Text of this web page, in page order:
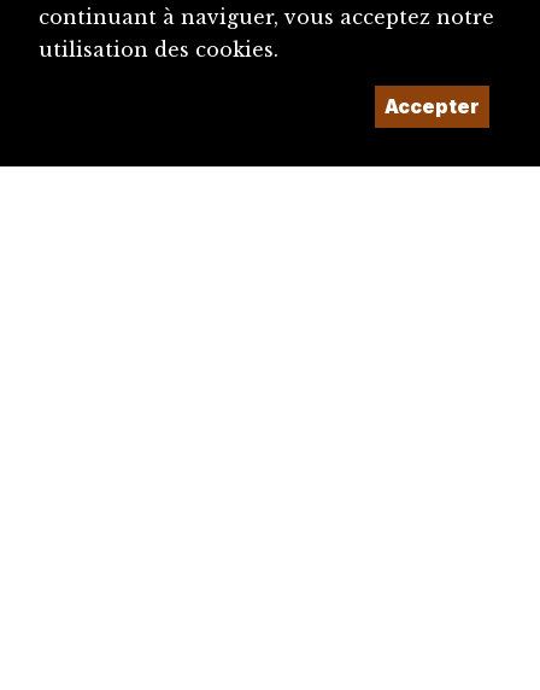
continuant à naviguer, vous acceptez notre
utilisation des cookies.
Accepter